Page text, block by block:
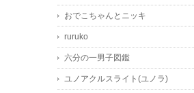
おでこちゃんとニッキ
ruruko
六分の一男子図鑑
ユノアクルスライト(ユノラ)